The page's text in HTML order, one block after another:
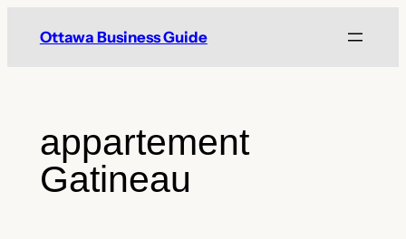
Ottawa Business Guide
appartement
Gatineau